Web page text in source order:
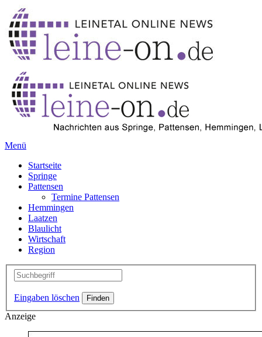
Menü
Startseite
Springe
Pattensen
Termine Pattensen
Hemmingen
Laatzen
Blaulicht
Wirtschaft
Region
Eingaben löschen
Anzeige